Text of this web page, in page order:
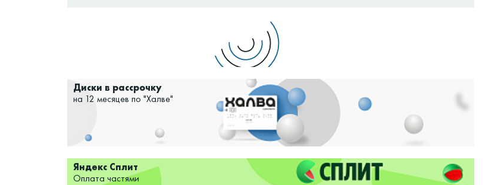
Диски в рассрочку
на 12 месяцев по "Халве"
Яндекс Сплит
Оплата частями